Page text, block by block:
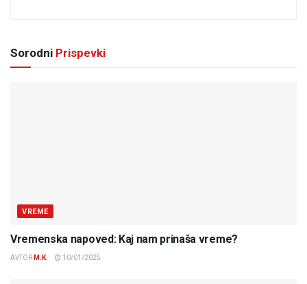
Sorodni Prispevki
VREME
Vremenska napoved: Kaj nam prinaša vreme?
AVTOR M.K. 10/01/2025